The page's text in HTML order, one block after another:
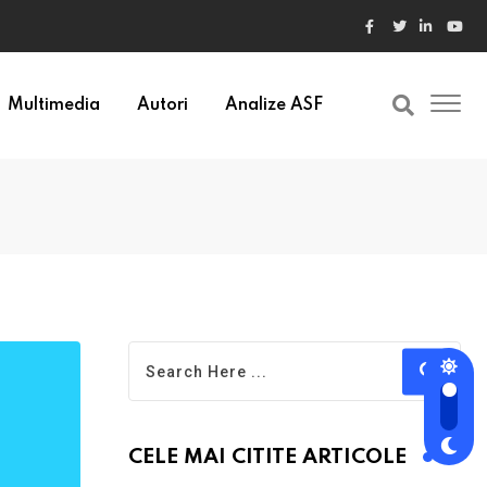
Multimedia Autori Analize ASF
CELE MAI CITITE ARTICOLE